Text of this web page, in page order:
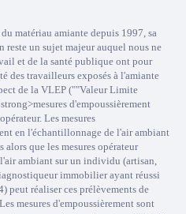
matériau amiante depuis 1997, sa
reste un sujet majeur auquel nous ne
et de la santé publique ont pour
des travailleurs exposés à l'amiante
de la VLEP (""Valeur Limite
d'empoussièrement
Les mesures
en l'échantillonnage de l'air ambiant
alors que les mesures opérateur
ambiant sur un individu (artisan,
immobilier ayant réussi
peut réaliser ces prélèvements de
mesures d'empoussièrement sont